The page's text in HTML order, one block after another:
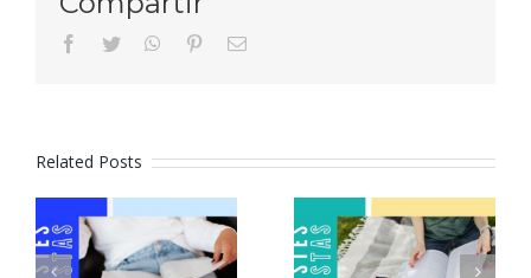
facebooktwitter whatsapppinterestEmail
Related Posts
Revistes
Revistes